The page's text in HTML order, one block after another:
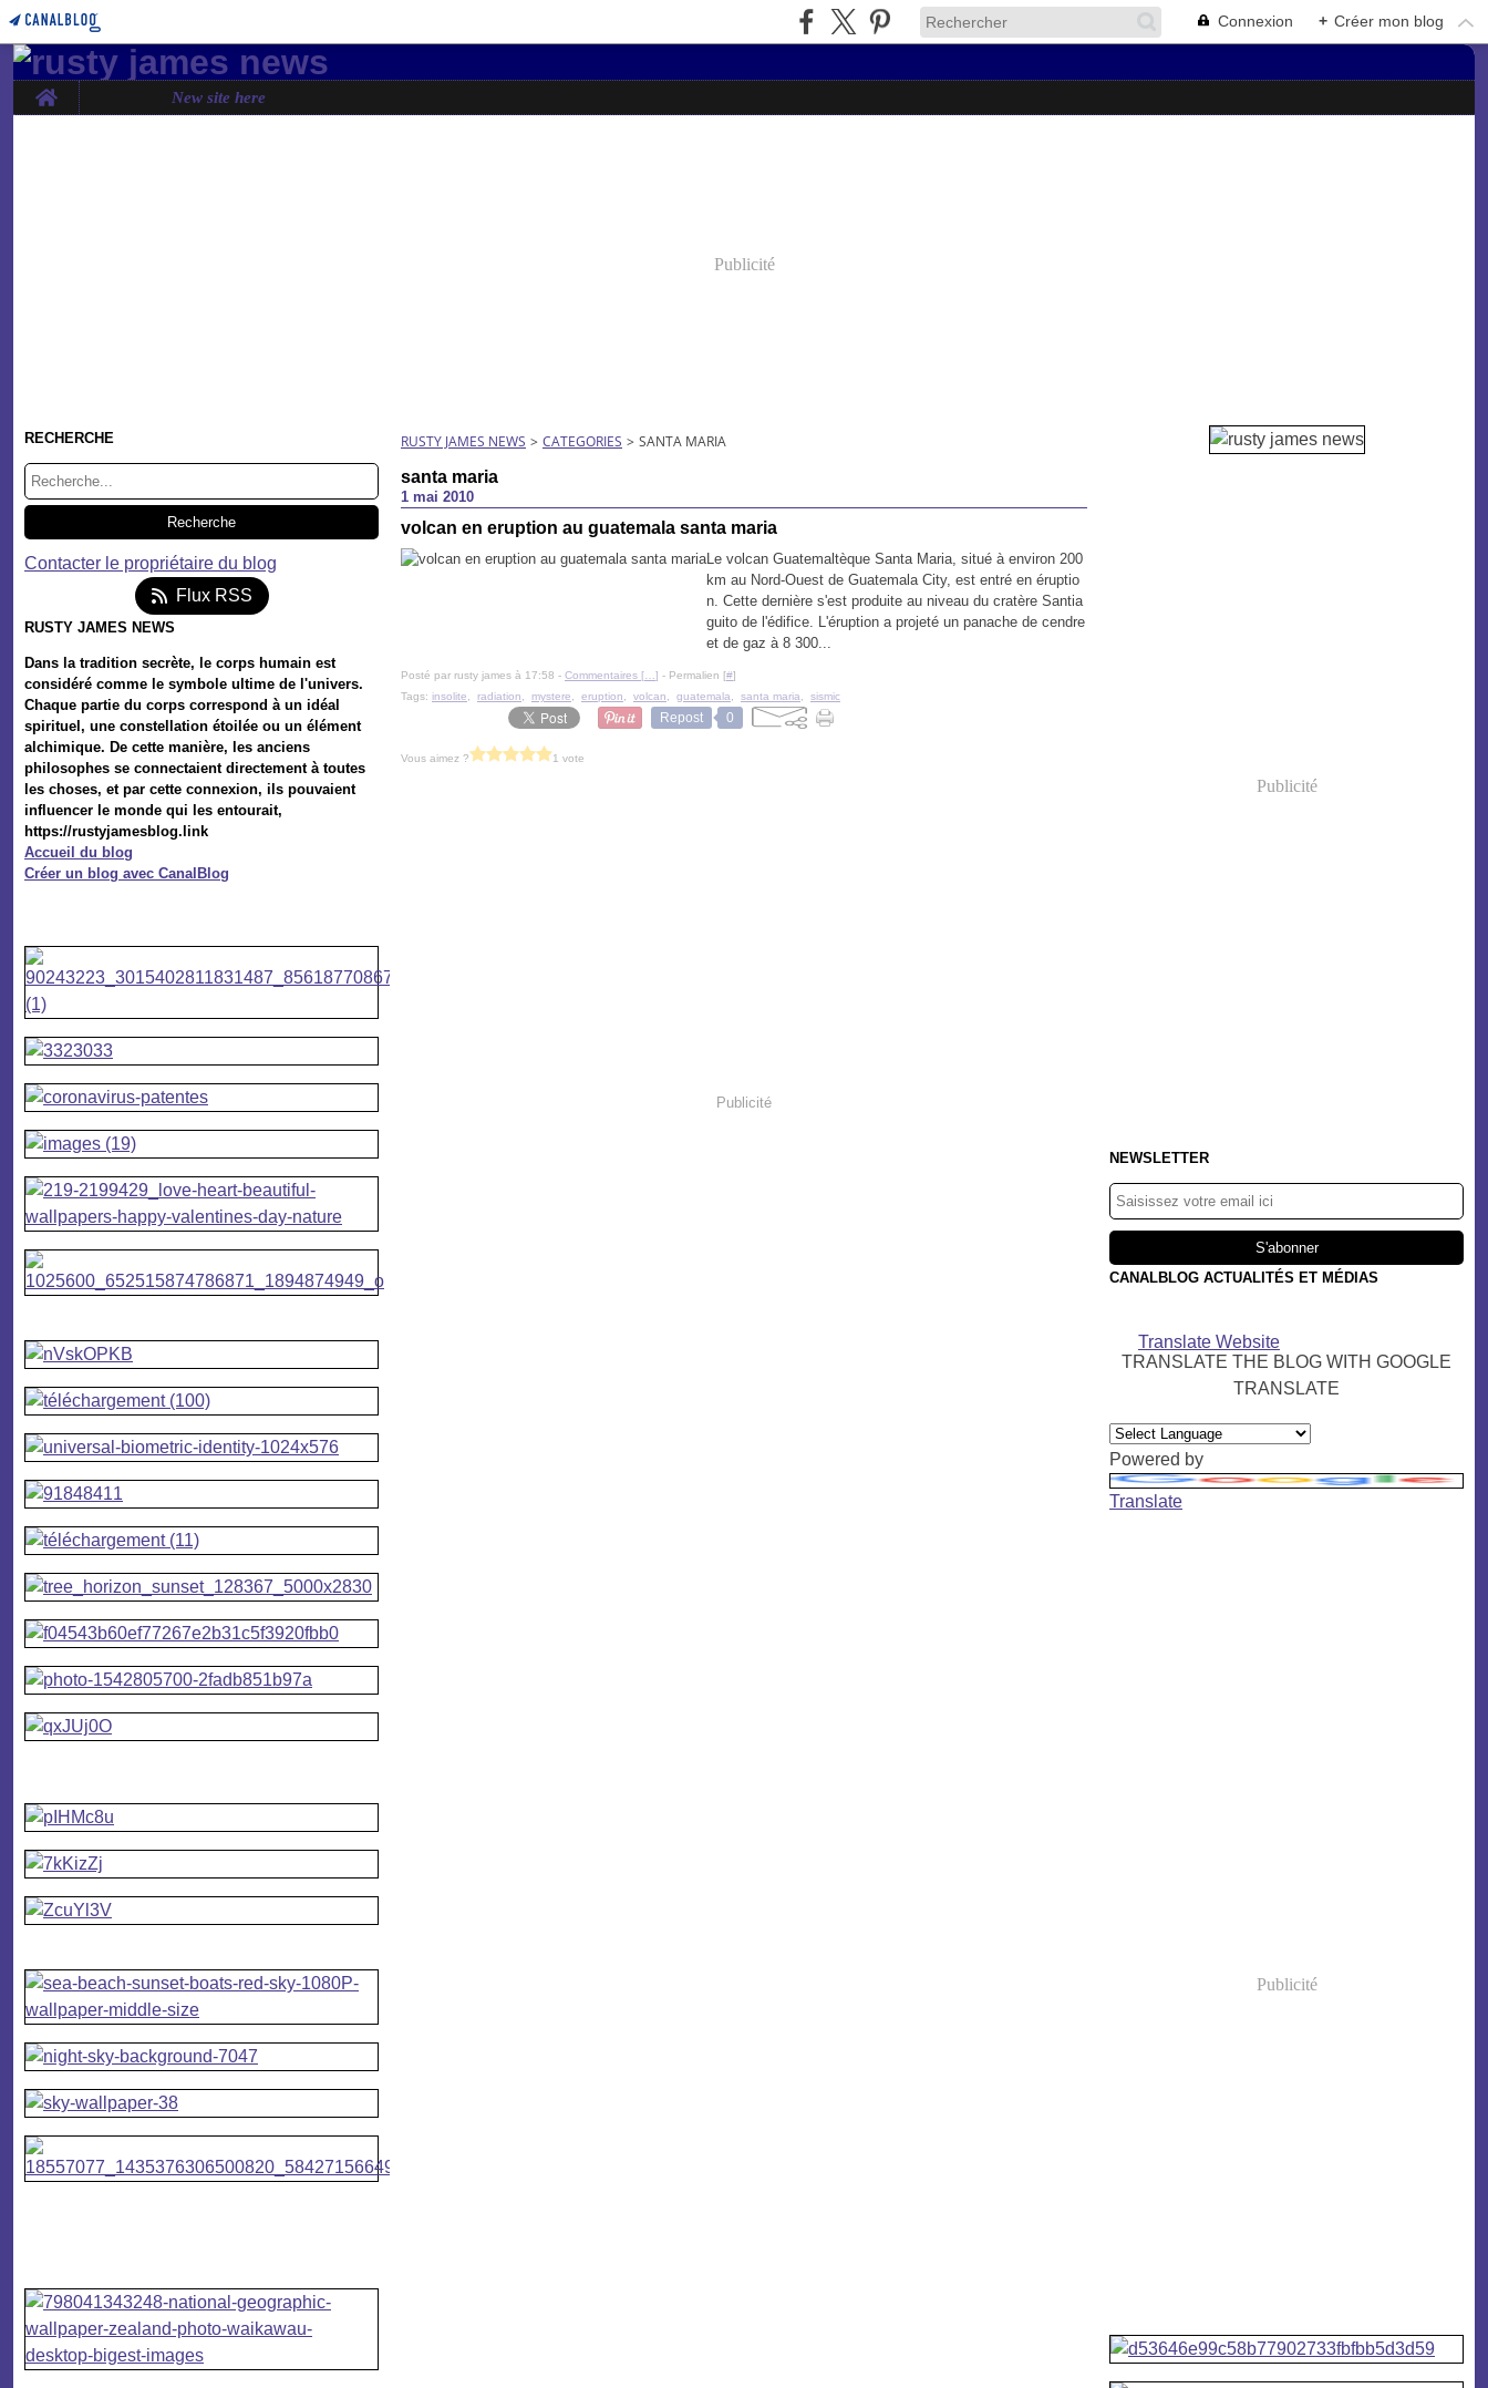
Connexion + Créer mon blog
Home New site here
Publicité
RECHERCHE
Contacter le propriétaire du blog
Flux RSS
RUSTY JAMES NEWS
Dans la tradition secrète, le corps humain est
considéré comme le symbole ultime de l'univers.
Chaque partie du corps correspond à un idéal
spirituel, une constellation étoilée ou un élément
alchimique. De cette manière, les anciens
philosophes se connectaient directement à toutes
les choses, et par cette connexion, ils pouvaient
influencer le monde qui les entourait,
https://rustyjamesblog.link
Accueil du blog
Créer un blog avec CanalBlog
RUSTY JAMES NEWS > CATEGORIES > SANTA MARIA
santa maria
1 mai 2010
volcan en eruption au guatemala santa maria
Le volcan Guatemaltèque Santa Maria, situé à environ 200
km au Nord-Ouest de Guatemala City, est entré en éruptio
n. Cette dernière s'est produite au niveau du cratère Santia
guito de l'édifice. L'éruption a projeté un panache de cendre
et de gaz à 8 300...
Posté par rusty james à 17:58 - Commentaires [ ] - Permalien [#]
Tags: insolite radiation mystere eruption volcan guatemala santa maria sismic
Repost 0
Vous aimez ? 1 vote
Publicité
Publicité
NEWSLETTER
CANALBLOG ACTUALITÉS ET MÉDIAS
Translate Website
TRANSLATE THE BLOG WITH GOOGLE
TRANSLATE
Powered by
Translate
Publicité